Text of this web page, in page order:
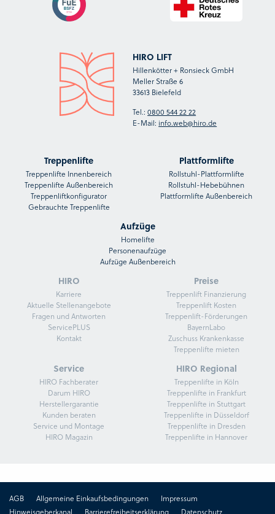
HIRO LIFT
Hillenkötter + Ronsieck GmbH
Meller Straße 6
33613 Bielefeld
Tel.:0800 544 22 22
E-Mail: info.web@hiro.de
Treppenlifte
Treppenlifte Innenbereich
Treppenlifte Außenbereich
Treppenliftkonfigurator
Gebrauchte Treppenlifte
Plattformlifte
Rollstuhl-Plattformlifte
Rollstuhl-Hebebühnen
Plattformlifte Außenbereich
Aufzüge
Homelifte
Personenaufzüge
Aufzüge Außenbereich
HIRO
Karriere
Aktuelle Stellenangebote
Fragen und Antworten
ServicePLUS
Kontakt
Preise
Treppenlift Finanzierung
Treppenlift Kosten
Treppenlift-Förderungen
BayernLabo
Zuschuss Krankenkasse
Treppenlifte mieten
Service
HIRO Fachberater
Darum HIRO
Herstellergarantie
Kunden beraten
Service und Montage
HIRO Magazin
HIRO Regional
Treppenlifte in Köln
Treppenlifte in Frankfurt
Treppenlifte in Stuttgart
Treppenlifte in Düsseldorf
Treppenlifte in Dresden
Treppenlifte in Hannover
AGB Allgemeine Einkaufsbedingungen
Impressum
Hinweisgeberkanal
Barrierefreiheitserklärung Datenschutz